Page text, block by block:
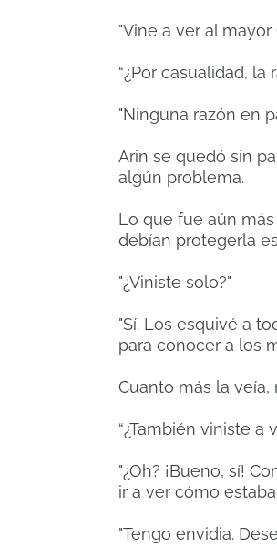
"Vine a ver al mayor
“¿Por casualidad, la
"Ninguna razón en
Arin se quedó sin
algún problema.
Lo que fue aún
debían protegerla
"¿Viniste solo?"
"Sí. Los esquivé a
para conocer a los
Cuanto más la veía,
“¿También viniste a
"¿Oh? ¡Bueno, sí!
ir a ver cómo
"Tengo envidia.